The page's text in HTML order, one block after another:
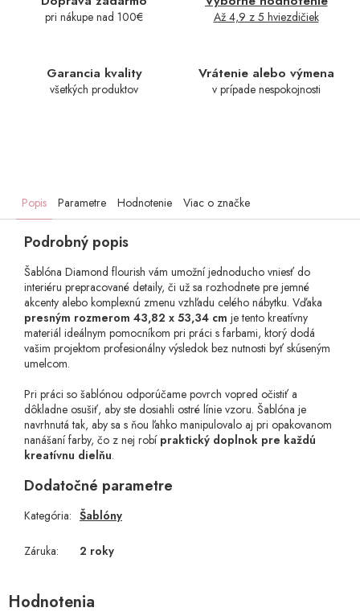
pri nákupe nad 100€ Až 4,9 z 5 hviezdičiek
Garancia kvality
všetkých produktov
Vrátenie alebo výmena
v prípade nespokojnosti
Popis Parametre Hodnotenie Viac o značke
Podrobný popis
Šablóna Diamond flourish vám umožní jednoducho vniesť do
interiéru prepracované detaily, či už sa rozhodnete pre jemné
akcenty alebo komplexnú zmenu vzhľadu celého nábytku. Vďaka
presným rozmerom 43,82 x 53,34 cm je tento kreatívny
materiál ideálnym pomocníkom pri práci s farbami, ktorý dodá
vašim projektom profesionálny výsledok bez nutnosti byť skúseným
umelcom.
Pri práci so šablónou odporúčame povrch vopred očistiť a
dôkladne osušiť, aby ste dosiahli ostré línie vzoru. Šablóna je
navrhnutá tak, aby sa s ňou ľahko manipulovalo aj pri opakovanom
nanášaní farby, čo z nej robí praktický doplnok pre každú
kreatívnu dielňu.
Dodatočné parametre
Kategória: Šablóny
Záruka: 2 roky